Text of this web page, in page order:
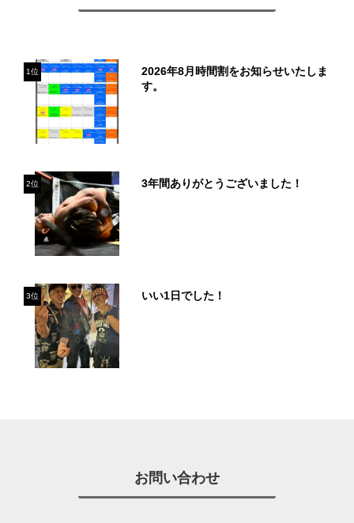
1位
2026年8月時間割をお知らせいたしま
す。
2位 3年間ありがとうございました！
3位 いい1日でした！
お問い合わせ